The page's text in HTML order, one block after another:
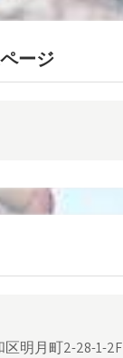
ージ
明月町2-28-1-2F